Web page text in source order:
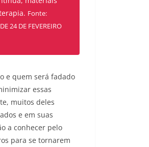
Fonte:
24 DE FEVEREIRO
e quem será fadado
essas
muitos deles
e em suas
a conhecer pelo
para se tornarem